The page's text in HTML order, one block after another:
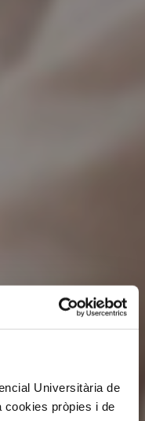
Universitària de
cookies pròpies i de